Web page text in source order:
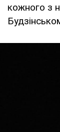
кожного з